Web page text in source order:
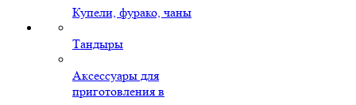
Купели, фурако, чаны
Тандыры
Аксессуары для
приготовления в